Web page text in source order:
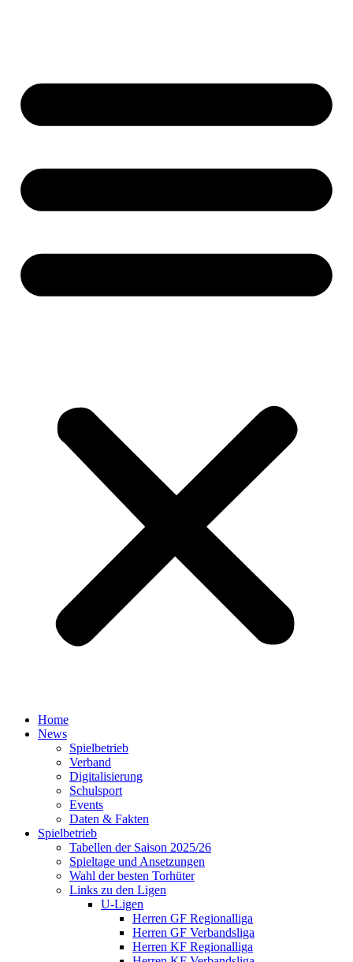
Home
News
Spielbetrieb
Verband
Digitalisierung
Schulsport
Events
Daten & Fakten
Spielbetrieb
Tabellen der Saison 2025/26
Spieltage und Ansetzungen
Wahl der besten Torhüter
Links zu den Ligen
U-Ligen
Herren GF Regionalliga
Herren GF Verbandsliga
Herren KF Regionalliga